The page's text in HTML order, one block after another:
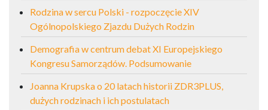
Rodzina w sercu Polski - rozpoczęcie XIV
Ogólnopolskiego Zjazdu Dużych Rodzin
Demografia w centrum debat XI Europejskiego
Kongresu Samorządów. Podsumowanie
Joanna Krupska o 20 latach historii ZDR3PLUS,
dużych rodzinach i ich postulatach